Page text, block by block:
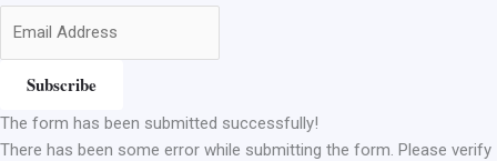
Subscribe
The form has been submitted successfully!
There has been some error while submitting the form. Please verify